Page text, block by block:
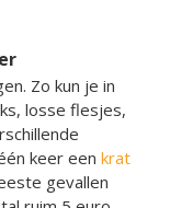
Zo kun je in
losse flesjes,
keer een krat
gevallen